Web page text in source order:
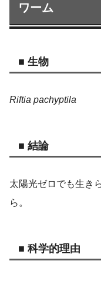
ワーム
■ 生物
Riftia pachyptila
■ 結論
太陽光ゼロでも生き
ら。
■ 科学的理由